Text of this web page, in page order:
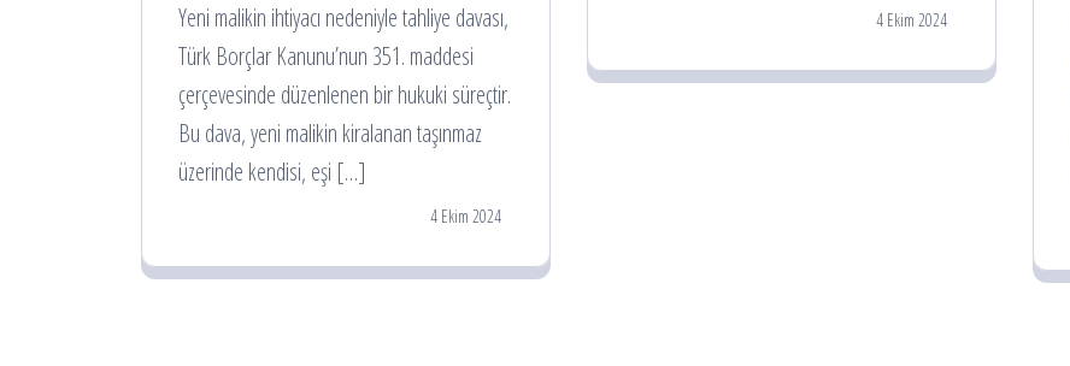
Yeni malikin ihtiyacı nedeniyle tahliye davası,
Türk Borçlar Kanunu’nun 351. maddesi
çerçevesinde düzenlenen bir hukuki süreçtir.
Bu dava, yeni malikin kiralanan taşınmaz
üzerinde kendisi, eşi […]
4 Ekim 2024
4 Ekim 2024